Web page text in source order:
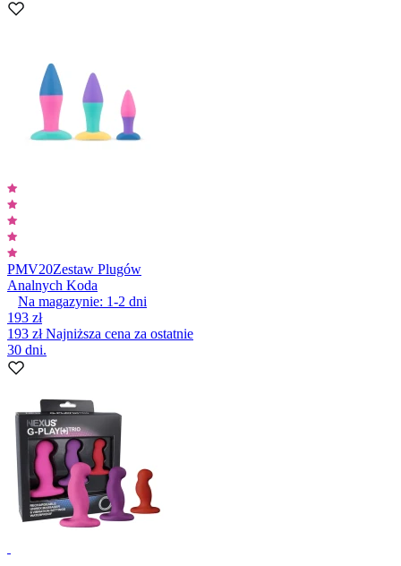
PMV20Zestaw Plugów
Analnych Koda
Na magazynie: 1-2 dni
193 zł
193 złNajniższa cena za ostatnie
30 dni.